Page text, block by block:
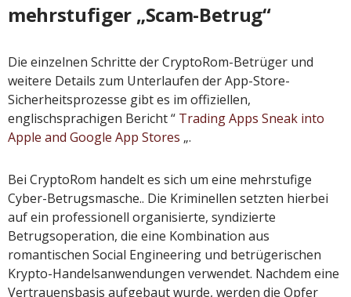
mehrstufiger „Scam-Betrug“
Die einzelnen Schritte der CryptoRom-Betrüger und
weitere Details zum Unterlaufen der App-Store-
Sicherheitsprozesse gibt es im offiziellen,
englischsprachigen Bericht “ Trading Apps Sneak into
Apple and Google App Stores „.
Bei CryptoRom handelt es sich um eine mehrstufige
Cyber-Betrugsmasche.. Die Kriminellen setzten hierbei
auf ein professionell organisierte, syndizierte
Betrugsoperation, die eine Kombination aus
romantischen Social Engineering und betrügerischen
Krypto-Handelsanwendungen verwendet. Nachdem eine
Vertrauensbasis aufgebaut wurde, werden die Opfer